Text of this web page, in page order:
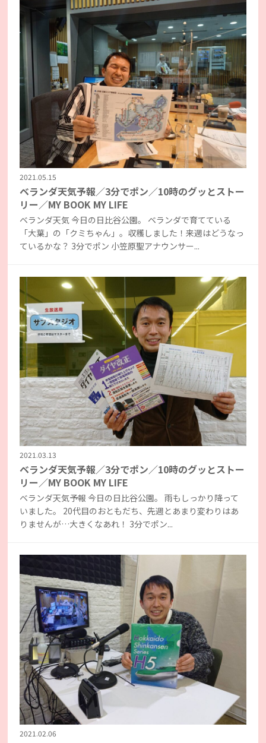
2021.05.15
ベランダ天気予報／3分でポン／10時のグッとストー
リー／MY BOOK MY LIFE
ベランダ天気 今日の日比谷公園。 ベランダで育てている
「大葉」の「クミちゃん」。収穫しました！来週はどうなっ
ているかな？ 3分でポン 小笠原聖アナウンサー...
2021.03.13
ベランダ天気予報／3分でポン／10時のグッとストー
リー／MY BOOK MY LIFE
ベランダ天気予報 今日の日比谷公園。 雨もしっかり降って
いました。 20代目のおともだち、先週とあまり変わりはあ
りませんが…大きくなあれ！ 3分でポン...
2021.02.06